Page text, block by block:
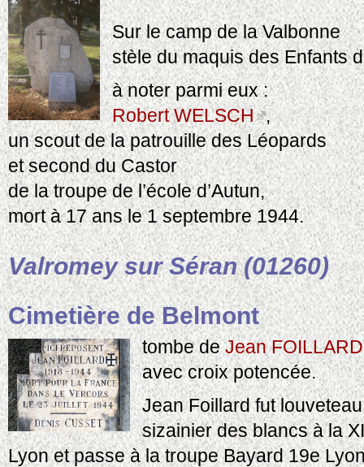
Sur le camp de la Valbonne
stèle du maquis des Enfants
à noter parmi eux :
Robert WELSCH ,
un scout de la patrouille des Léopards
et second du Castor
de la troupe de l’école d’Autun,
mort à 17 ans le 1 septembre 1944.
Valromey sur Séran (01260)
Cimetière de Belmont
tombe deJean FOILLARD
avec croix potencée.
Jean Foillard fut
sizainier des blancs à la
Lyon et passe à la troupe Bayard 19e